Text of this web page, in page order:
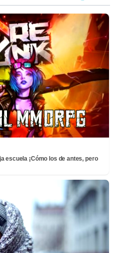
escuela ¡Cómo los de antes, pero